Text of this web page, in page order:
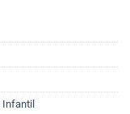
Infantil